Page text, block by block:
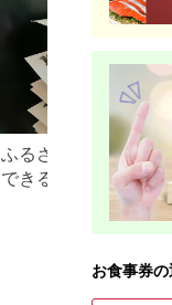
ふるさと納税で15万
できる年収は？家電
すすめ返礼品も
お食事券